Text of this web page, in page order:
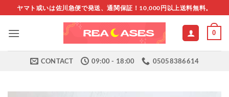
to
content
ヤマト或いは佐川急便で発送、通関保証！10,000円以上送料無料。
0
CONTACT 09:00 - 18:00 05058386614